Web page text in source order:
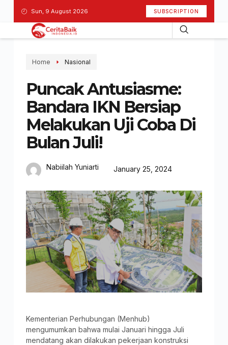
Sun, 9 August 2026 SUBSCRIPTION
Home Nasional
Puncak Antusiasme:
Bandara IKN Bersiap
Melakukan Uji Coba Di
Bulan Juli!
Nabiilah Yuniarti January 25, 2024
Kementerian Perhubungan (Menhub)
mengumumkan bahwa mulai Januari hingga Juli
mendatang akan dilakukan pekerjaan konstruksi